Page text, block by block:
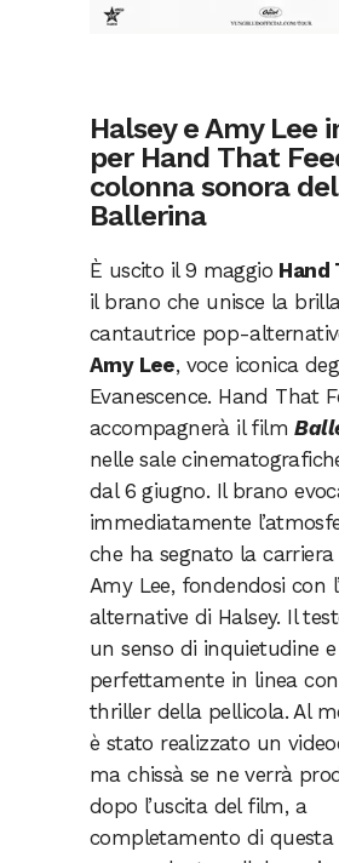
Halsey e Amy Lee
per Hand That
colonna sonora
Ballerina
È uscito il 9 maggio Hand
il brano che unisce la
cantautrice pop-
Amy Lee, voce iconica
Evanescence. Hand That
accompagnerà il film
nelle sale
dal 6 giugno. Il brano
immediatamente
che ha segnato la
Amy Lee, fondendosi con
alternative di Halsey. Il
un senso di inquietudine
perfettamente in linea
thriller della pellicola. Al
è stato realizzato un
ma chissà se ne verrà
dopo l’uscita del film, a
completamento di questa